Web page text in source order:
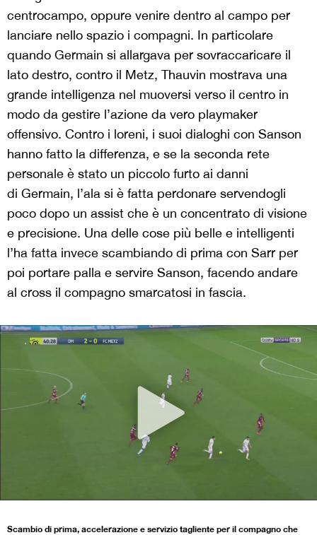
centrocampo, oppure venire dentro al campo per
lanciare nello spazio i compagni. In particolare
quando Germain si allargava per sovraccaricare il
lato destro, contro il Metz, Thauvin mostrava una
grande intelligenza nel muoversi verso il centro in
modo da gestire l’azione da vero playmaker
offensivo. Contro i loreni, i suoi dialoghi con Sanson
hanno fatto la differenza, e se la seconda rete
personale è stato un piccolo furto ai danni
di Germain, l’ala si è fatta perdonare servendogli
poco dopo un assist che è un concentrato di visione
e precisione. Una delle cose più belle e intelligenti
l’ha fatta invece scambiando di prima con Sarr per
poi portare palla e servire Sanson, facendo andare
al cross il compagno smarcatosi in fascia.
Scambio di prima, accelerazione e servizio tagliente per il compagno che